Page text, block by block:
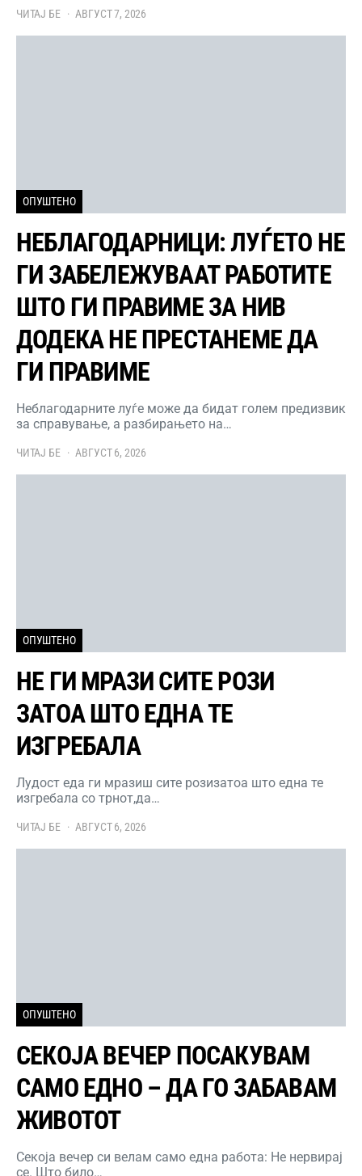
ЧИТАЈ БЕ АВГУСТ 7, 2026
ОПУШТЕНО
НЕБЛАГОДАРНИЦИ: ЛУЃЕТО НЕ
ГИ ЗАБЕЛЕЖУВААТ РАБОТИТЕ
ШТО ГИ ПРАВИМЕ ЗА НИВ
ДОДЕКА НЕ ПРЕСТАНЕМЕ ДА
ГИ ПРАВИМЕ
Неблагодарните луѓе може да бидат голем предизвик
за справување, а разбирањето на…
ЧИТАЈ БЕ АВГУСТ 6, 2026
ОПУШТЕНО
НЕ ГИ МРАЗИ СИТЕ РОЗИ
ЗАТОА ШТО ЕДНА ТЕ
ИЗГРЕБАЛА
Лудост еда ги мразиш сите розизатоа што една те
изгребала со трнот,да…
ЧИТАЈ БЕ АВГУСТ 6, 2026
ОПУШТЕНО
СЕКОЈА ВЕЧЕР ПОСАКУВАМ
САМО ЕДНО – ДА ГО ЗАБАВАМ
ЖИВОТОТ
Секоја вечер си велам само една работа: Не нервирај
се. Што било…